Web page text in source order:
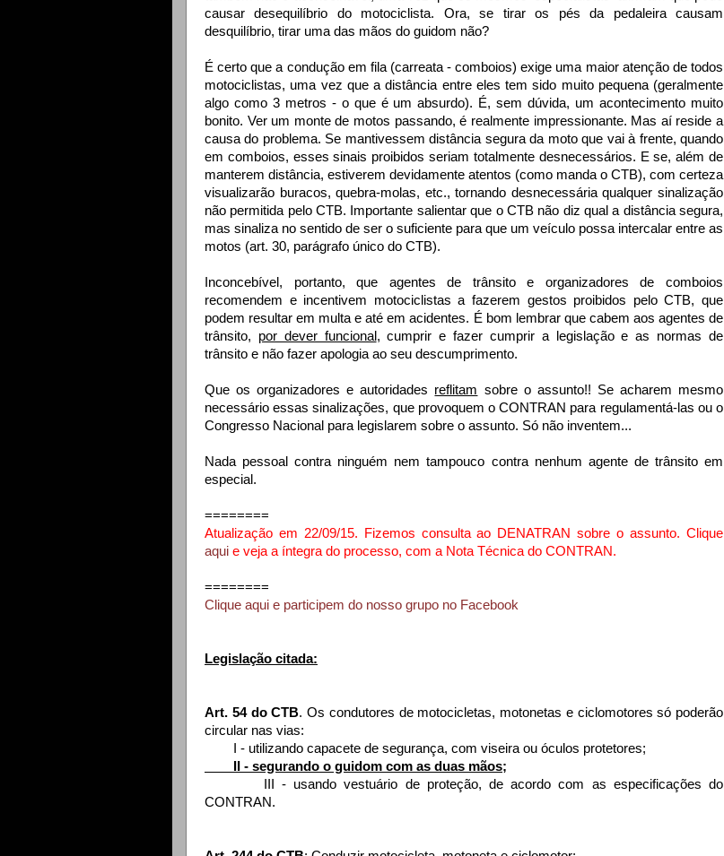
causar desequilíbrio do motociclista. Ora, se tirar os pés da pedaleira causam
desquilíbrio, tirar uma das mãos do guidom não?
É certo que a condução em fila (carreata - comboios) exige uma maior atenção de todos
motociclistas, uma vez que a distância entre eles tem sido muito pequena (geralmente
algo como 3 metros - o que é um absurdo). É, sem dúvida, um acontecimento muito
bonito. Ver um monte de motos passando, é realmente impressionante. Mas aí reside a
causa do problema. Se mantivessem distância segura da moto que vai à frente, quando
em comboios, esses sinais proibidos seriam totalmente desnecessários. E se, além de
manterem distância, estiverem devidamente atentos (como manda o CTB), com certeza
visualizarão buracos, quebra-molas, etc., tornando desnecessária qualquer sinalização
não permitida pelo CTB. Importante salientar que o CTB não diz qual a distância segura,
mas sinaliza no sentido de ser o suficiente para que um veículo possa intercalar entre as
motos (art. 30, parágrafo único do CTB).
Inconcebível, portanto, que agentes de trânsito e organizadores de comboios
recomendem e incentivem motociclistas a fazerem gestos proibidos pelo CTB, que
podem resultar em multa e até em acidentes. É bom lembrar que cabem aos agentes de
trânsito, por dever funcional, cumprir e fazer cumprir a legislação e as normas de
trânsito e não fazer apologia ao seu descumprimento.
Que os organizadores e autoridades reflitam sobre o assunto!! Se acharem mesmo
necessário essas sinalizações, que provoquem o CONTRAN para regulamentá-las ou o
Congresso Nacional para legislarem sobre o assunto. Só não inventem...
Nada pessoal contra ninguém nem tampouco contra nenhum agente de trânsito em
especial.
========
Atualização em 22/09/15. Fizemos consulta ao DENATRAN sobre o assunto. Clique
aqui e veja a íntegra do processo, com a Nota Técnica do CONTRAN.
========
Clique aqui e participem do nosso grupo no Facebook
Legislação citada:
Art. 54 do CTB. Os condutores de motocicletas, motonetas e ciclomotores só poderão
circular nas vias:
I - utilizando capacete de segurança, com viseira ou óculos protetores;
II - segurando o guidom com as duas mãos;
III - usando vestuário de proteção, de acordo com as especificações do
CONTRAN.